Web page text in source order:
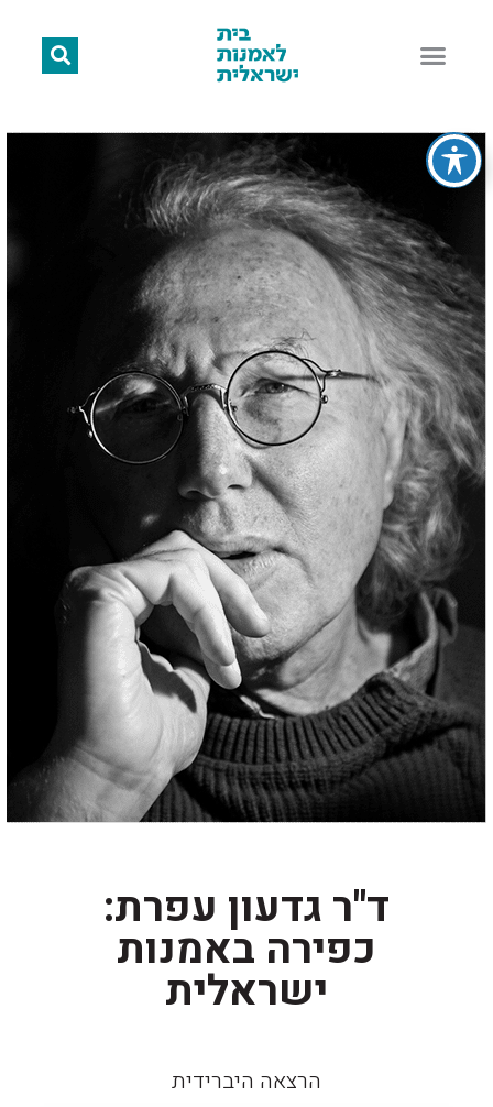
ד"ר גדעון עפרת:
כפירה באמנות
ישראלית
הרצאה היברידית